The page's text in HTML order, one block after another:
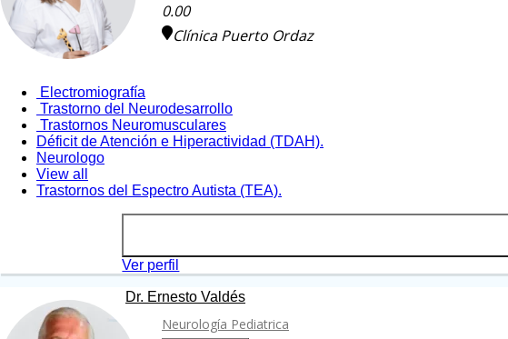
0.00
Clínica Puerto Ordaz
Electromiografía
Trastorno del Neurodesarrollo
Trastornos Neuromusculares
Déficit de Atención e Hiperactividad (TDAH).
Neurologo
View all
Trastornos del Espectro Autista (TEA).
Ver perfil
Dr. Ernesto Valdés
Neurología Pediatrica